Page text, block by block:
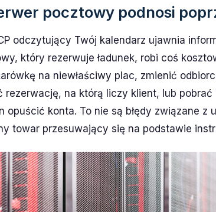
pocztowy podnosi
odczytujący Twój kalendarz ujawnia
który rezerwuje ładunek, robi coś
na niewłaściwy plac, zmienić
rezerwację, na którą liczy klient, lub
opuścić konta. To nie są błędy związane z
towar przesuwający się na podstawie